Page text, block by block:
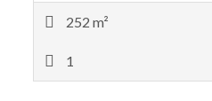
252 m²
1